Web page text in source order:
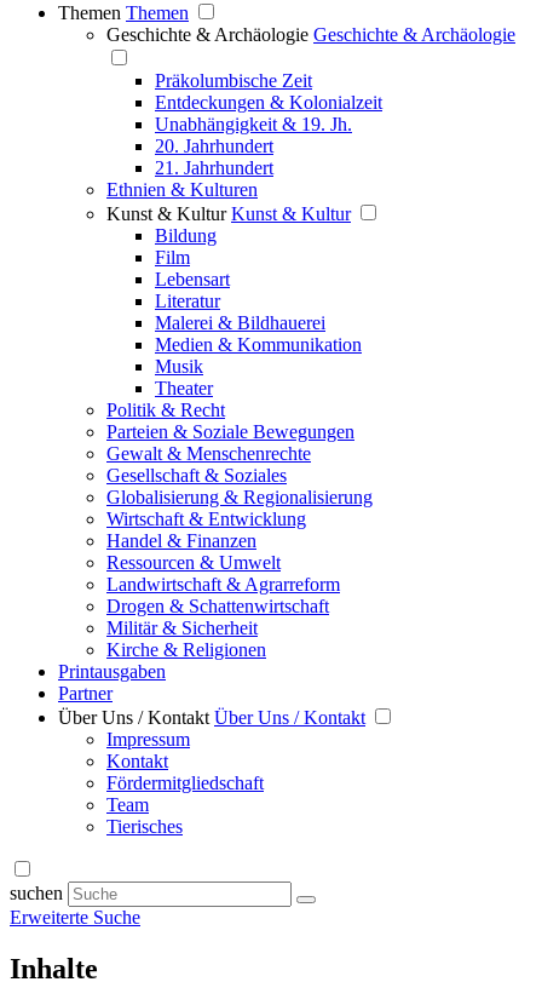
Themen Themen
Geschichte & Archäologie Geschichte & Archäologie
Präkolumbische Zeit
Entdeckungen & Kolonialzeit
Unabhängigkeit & 19. Jh.
20. Jahrhundert
21. Jahrhundert
Ethnien & Kulturen
Kunst & Kultur Kunst & Kultur
Bildung
Film
Lebensart
Literatur
Malerei & Bildhauerei
Medien & Kommunikation
Musik
Theater
Politik & Recht
Parteien & Soziale Bewegungen
Gewalt & Menschenrechte
Gesellschaft & Soziales
Globalisierung & Regionalisierung
Wirtschaft & Entwicklung
Handel & Finanzen
Ressourcen & Umwelt
Landwirtschaft & Agrarreform
Drogen & Schattenwirtschaft
Militär & Sicherheit
Kirche & Religionen
Printausgaben
Partner
Über Uns / Kontakt Über Uns / Kontakt
Impressum
Kontakt
Fördermitgliedschaft
Team
Tierisches
suchen
Erweiterte Suche
Inhalte